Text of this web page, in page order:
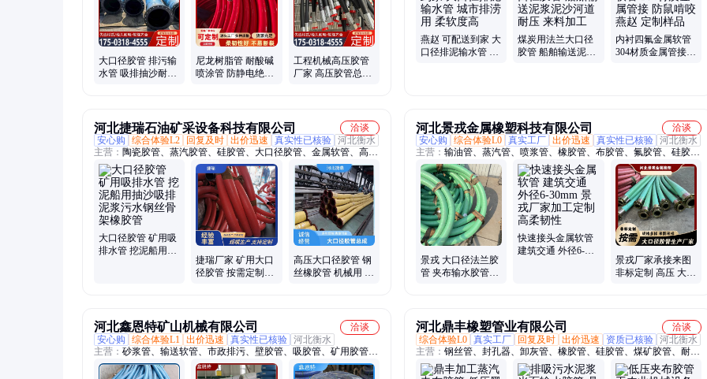
大口径胶管 排污输
水管 吸排抽沙耐磨
尼龙树脂管 耐酸碱
喷涂管 防静电绝缘
工程机械高压胶管
厂家 高压胶管总成
燕赵 可配送到家 大
口径排泥输水管 城
煤炭用法兰大口径
胶管 船舶输送泥浆
内衬四氟金属软管
304材质金属管接
河北捷瑞石油矿采设备科技有限公司
洽谈
安心购
综合体验L2 回复及时 出价迅速 真实性已核验 河北衡水
主营： 陶瓷胶管、蒸汽胶管、硅胶管、大口径胶管、金属软管、高压
清洗软管
大口径胶管 矿用吸
排水管 挖泥船用抽
捷瑞厂家 矿用大口
径胶管 按需定制
高压大口径胶管 钢
丝橡胶管 机械用 捷
河北景戎金属橡塑科技有限公司
洽谈
安心购
综合体验L0 真实工厂 出价迅速 真实性已核验 河北衡水
主营： 输油管、蒸汽管、喷浆管、橡胶管、布胶管、氟胶管、硅胶
管、管软管、矿用管、穿墙管、补偿器、陶瓷管、编织管、变压器、
吊装管、耐磨管、连接器、疏浚管、伸缩节、软管胶、排吸管、波纹
管、吸排管、自来水、液压管
景戎 大口径法兰胶
管 夹布输水胶管钢
快速接头金属软管
建筑交通 外径6-
景戎厂家承接来图
非标定制 高压 大口
河北鑫恩特矿山机械有限公司
洽谈
安心购
综合体验L1 出价迅速 真实性已核验 河北衡水
主营： 砂浆管、输送软管、市政排污、壁胶管、吸胶管、矿用胶管、
疏浚胶管、通风胶管、吸砂胶管、输送胶管、输气胶管、蒸汽胶管、
河北鼎丰橡塑管业有限公司
洽谈
综合体验L0 真实工厂 回复及时 出价迅速 资质已核验 河北衡水
主营： 钢丝管、封孔器、卸灰管、橡胶管、硅胶管、煤矿胶管、耐温
胶管、胶管干混、编织胶管、胶管油管、蒸汽胶管、骨架胶管、膨胀